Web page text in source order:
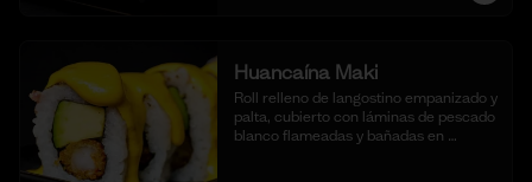
Huancaína Maki
Roll relleno de langostino empanizado y
palta, cubierto con láminas de pescado
blanco flameadas y bañadas en